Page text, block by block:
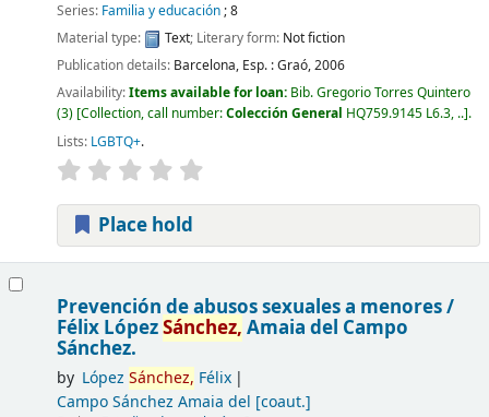
Series: Familia y educación; 8
Material type:
Text; Literary form: Not fiction
Publication details: Barcelona, Esp. :Graó,2006
Availability:Items available for loan: Bib. Gregorio Torres Quintero
(3) Collection, call number:Colección General HQ759.9145 L6.3, .. .
Lists: LGBTQ+.
Place hold
Prevención de abusos sexuales a menores /
Félix LópezSánchez, Amaia del Campo
Sánchez.
by López Sánchez, Félix
Campo Sánchez Amaia del [coaut.]